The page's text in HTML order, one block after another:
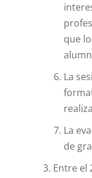
que
La
La
de
Entre el